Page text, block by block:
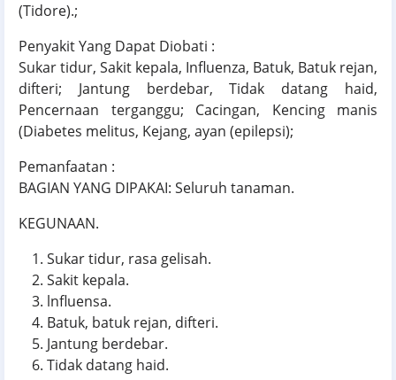
(Tidore).;
Penyakit Yang Dapat Diobati :
Sukar tidur, Sakit kepala, Influenza, Batuk, Batuk rejan,
difteri; Jantung berdebar, Tidak datang haid,
Pencernaan terganggu; Cacingan, Kencing manis
(Diabetes melitus, Kejang, ayan (epilepsi);
Pemanfaatan :
BAGIAN YANG DIPAKAI: Seluruh tanaman.
KEGUNAAN.
Sukar tidur, rasa gelisah.
Sakit kepala.
lnfluensa.
Batuk, batuk rejan, difteri.
Jantung berdebar.
Tidak datang haid.